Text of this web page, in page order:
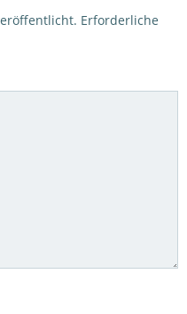
Erforderliche